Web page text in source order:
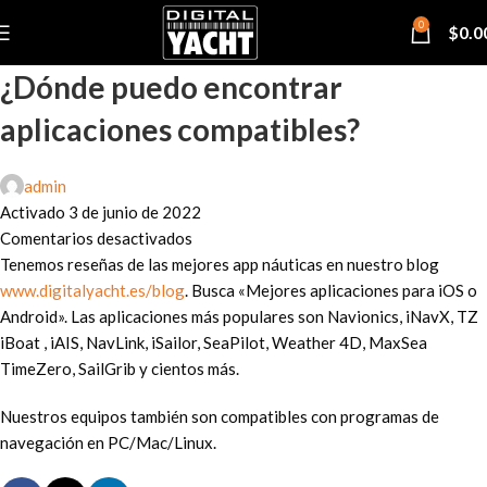
0 $
¿Dónde puedo encontrar
aplicaciones compatibles?
admin
Activado 3 de junio de 2022
Comentarios desactivados
Tenemos reseñas de las mejores app náuticas en nuestro blog
www.digitalyacht.es/blog. Busca «Mejores aplicaciones para iOS o
Android». Las aplicaciones más populares son Navionics, iNavX, TZ
iBoat , iAIS, NavLink, iSailor, SeaPilot, Weather 4D, MaxSea
TimeZero, SailGrib y cientos más.
Nuestros equipos también son compatibles con programas de
navegación en PC/Mac/Linux.